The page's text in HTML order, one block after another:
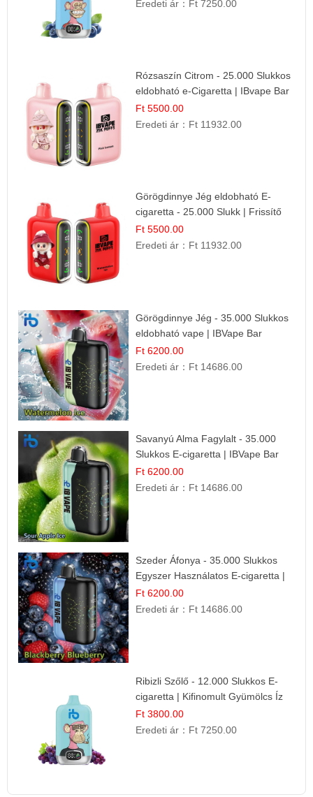
Eredeti ár： Ft 7250.00
Rózsaszín Citrom - 25.000 Slukkos
eldobható e-Cigaretta | IBvape Bar
Ft 5500.00
Eredeti ár： Ft 11932.00
Görögdinnye Jég eldobható E-
cigaretta - 25.000 Slukk | Frissítő
Nyári Íz
Ft 5500.00
Eredeti ár： Ft 11932.00
Görögdinnye Jég - 35.000 Slukkos
eldobható vape | IBVape Bar
Frissítő Nyári Íz
Ft 6200.00
Eredeti ár： Ft 14686.00
Savanyú Alma Fagylalt - 35.000
Slukkos E-cigaretta | IBVape Bar
Ft 6200.00
Eredeti ár： Ft 14686.00
Szeder Áfonya - 35.000 Slukkos
Egyszer Használatos E-cigaretta |
Prémium Ízélmény
Ft 6200.00
Eredeti ár： Ft 14686.00
Ribizli Szőlő - 12.000 Slukkos E-
cigaretta | Kifinomult Gyümölcs Íz
Ft 3800.00
Eredeti ár： Ft 7250.00